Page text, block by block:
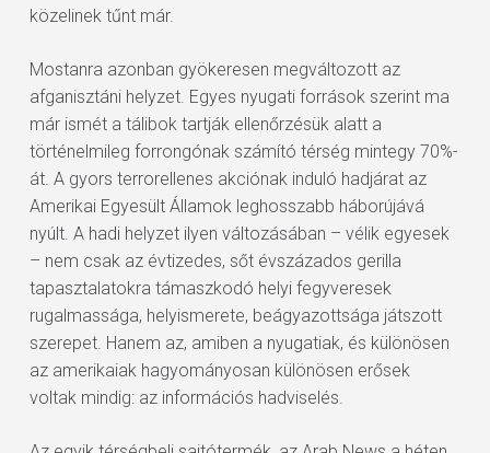
közelinek tűnt már.
Mostanra azonban gyökeresen megváltozott az
afganisztáni helyzet. Egyes nyugati források szerint ma
már ismét a tálibok tartják ellenőrzésük alatt a
történelmileg forrongónak számító térség mintegy 70%-
át. A gyors terrorellenes akciónak induló hadjárat az
Amerikai Egyesült Államok leghosszabb háborújává
nyúlt. A hadi helyzet ilyen változásában – vélik egyesek
– nem csak az évtizedes, sőt évszázados gerilla
tapasztalatokra támaszkodó helyi fegyveresek
rugalmassága, helyismerete, beágyazottsága játszott
szerepet. Hanem az, amiben a nyugatiak, és különösen
az amerikaiak hagyományosan különösen erősek
voltak mindig: az információs hadviselés.